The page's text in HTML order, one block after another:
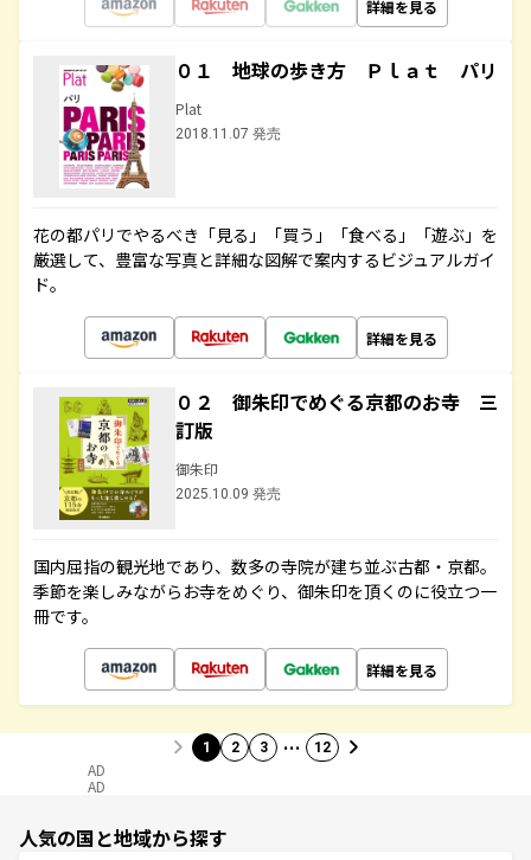
詳細を見る
０１ 地球の歩き方 Ｐｌａｔ パリ
Plat
2018.11.07 発売
花の都パリでやるべき「見る」「買う」「食べる」「遊ぶ」を
厳選して、豊富な写真と詳細な図解で案内するビジュアルガイ
ド。
詳細を見る
０２ 御朱印でめぐる京都のお寺 三
訂版
御朱印
2025.10.09 発売
国内屈指の観光地であり、数多の寺院が建ち並ぶ古都・京都。
季節を楽しみながらお寺をめぐり、御朱印を頂くのに役立つ一
冊です。
詳細を見る
1 2 3 … 12
AD
AD
人気の国と地域から探す